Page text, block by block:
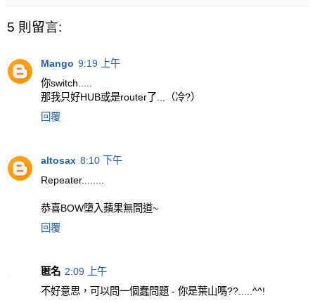
5 則留言:
Mango 9:19 上午
你switch.....
那我只好HUB或是router了...（冷?）
回覆
altosax 8:10 下午
Repeater........
恭喜BOW墮入蘋果無間道~
回覆
匿名 2:09 上午
不好意思，可以問一個蠢問題 - 你是葉山嗎??.....^^!